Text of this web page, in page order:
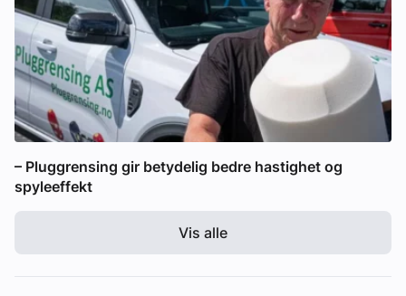
– Pluggrensing gir betydelig bedre hastighet og
spyleeffekt
Vis alle